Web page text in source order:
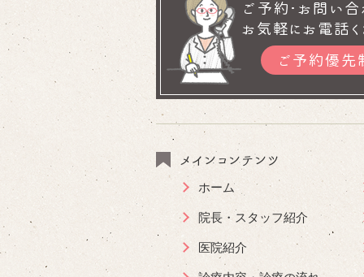
ご予約･お問い合
お気軽にお電話く
ご予約優先
メインコンテンツ
ホーム
院長・スタッフ紹介
医院紹介